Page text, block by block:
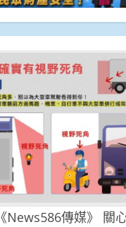
《News586傳媒》 關